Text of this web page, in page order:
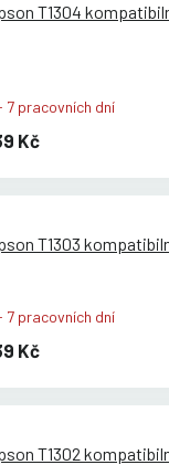
T1304
7 pracovních dní
Kč
T1303
7 pracovních dní
Kč
T1302